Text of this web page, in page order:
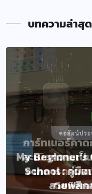
บทความล่าสุด
การ์ทเนอร์คา
ละเมิดความเ
จากการคาดเ
คอลัมน์ประ
My
School : คู่มื
สายฟิสิก